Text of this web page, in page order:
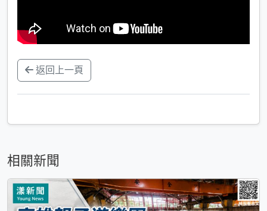
返回上一頁
相關新聞